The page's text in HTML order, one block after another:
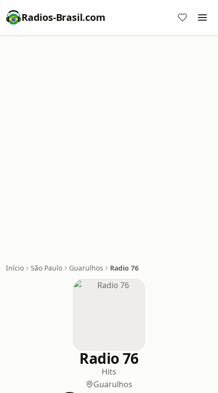
Radios-Brasil.com
Início São Paulo Guarulhos Radio 76
Radio 76
Hits
Guarulhos